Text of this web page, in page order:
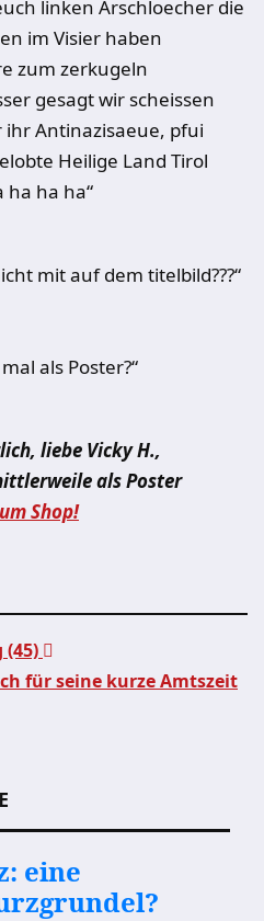
linken Arschloecher die
im Visier haben
zum zerkugeln
gesagt wir scheissen
Antinazisaeue, pfui
Heilige Land Tirol
ha ha ha“
mit auf dem titelbild???“
als Poster?“
liebe Vicky H.,
als Poster
Shop!
für seine kurze Amtszeit
eine